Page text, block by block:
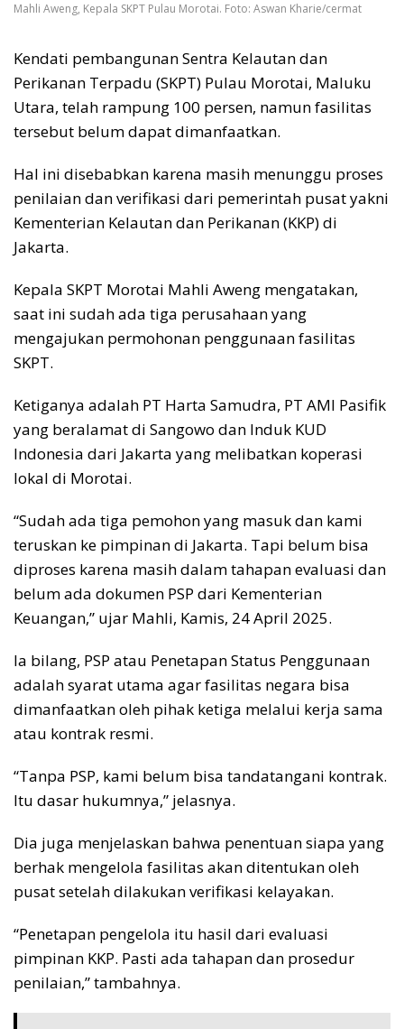
Mahli Aweng, Kepala SKPT Pulau Morotai. Foto: Aswan Kharie/cermat
Kendati pembangunan Sentra Kelautan dan
Perikanan Terpadu (SKPT) Pulau Morotai, Maluku
Utara, telah rampung 100 persen, namun fasilitas
tersebut belum dapat dimanfaatkan.
Hal ini disebabkan karena masih menunggu proses
penilaian dan verifikasi dari pemerintah pusat yakni
Kementerian Kelautan dan Perikanan (KKP) di
Jakarta.
Kepala SKPT Morotai Mahli Aweng mengatakan,
saat ini sudah ada tiga perusahaan yang
mengajukan permohonan penggunaan fasilitas
SKPT.
Ketiganya adalah PT Harta Samudra, PT AMI Pasifik
yang beralamat di Sangowo dan Induk KUD
Indonesia dari Jakarta yang melibatkan koperasi
lokal di Morotai.
“Sudah ada tiga pemohon yang masuk dan kami
teruskan ke pimpinan di Jakarta. Tapi belum bisa
diproses karena masih dalam tahapan evaluasi dan
belum ada dokumen PSP dari Kementerian
Keuangan,” ujar Mahli, Kamis, 24 April 2025.
Ia bilang, PSP atau Penetapan Status Penggunaan
adalah syarat utama agar fasilitas negara bisa
dimanfaatkan oleh pihak ketiga melalui kerja sama
atau kontrak resmi.
“Tanpa PSP, kami belum bisa tandatangani kontrak.
Itu dasar hukumnya,” jelasnya.
Dia juga menjelaskan bahwa penentuan siapa yang
berhak mengelola fasilitas akan ditentukan oleh
pusat setelah dilakukan verifikasi kelayakan.
“Penetapan pengelola itu hasil dari evaluasi
pimpinan KKP. Pasti ada tahapan dan prosedur
penilaian,” tambahnya.